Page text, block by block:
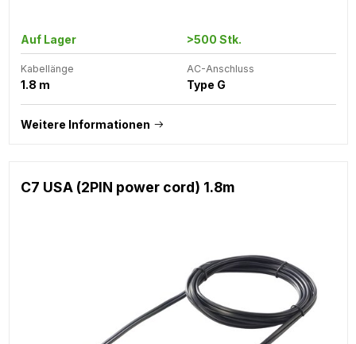
Auf Lager >500 Stk.
Kabellänge
1.8 m
AC-Anschluss
Type G
Weitere Informationen
C7 USA (2PIN power cord) 1.8m